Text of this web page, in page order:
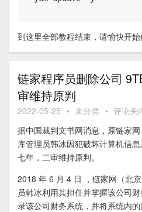
到这里全部教程结束，请愉快开始
链家程序员删除公司
审维持原判
2022-05-25 • 未分类 • 评论关
据中国裁判文书网消息，原链家
库管理员韩冰因犯破坏计算机信
七年，二审维持原判。
2018 年 6 月 4 日 ，链家网（北
员韩冰利用其担任并掌握该公司
录该公司财务系统，并将系统内